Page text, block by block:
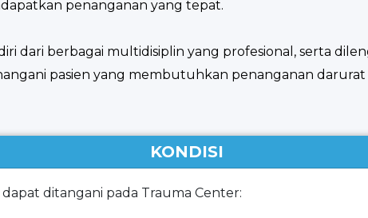
penanganan yang tepat.
dari berbagai multidisiplin yang profesional, serta
pasien yang membutuhkan penanganan darurat
KONDISI
ditangani pada Trauma Center: